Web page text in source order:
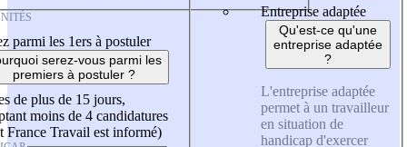
parmi les 1ers à postuler
serez-vous parmi les
premiers à postuler ?
de plus de 15 jours,
moins de 4 candidatures
France Travail est informé)
Entreprise adaptée
Qu'est-ce qu'une
entreprise adaptée
?
L'entreprise adaptée
permet à un travailleur
en situation de
handicap d'exercer